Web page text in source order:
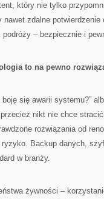
który nie tylko
zdalne potwierdzenie
– bezpiecznie i
to na pewno
się awarii systemu?”
nikt nie chce
rozwiązania od
Backup danych,
w branży.
żywności –